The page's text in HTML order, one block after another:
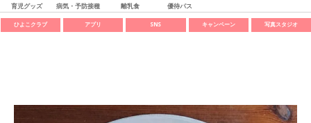
育児グッズ 病気・予防接種 離乳食 優待パス
ひよこクラブ アプリ SNS キャンペーン 写真スタジオ